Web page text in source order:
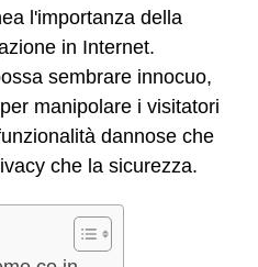
l'importanza della
in Internet.
sembrare innocuo,
manipolare i visitatori
dannose che
che la sicurezza.